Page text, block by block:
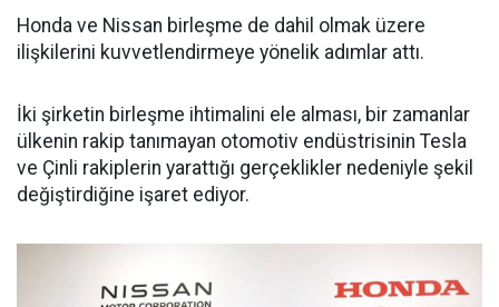
Honda ve Nissan birleşme de dahil olmak üzere
ilişkilerini kuvvetlendirmeye yönelik adımlar attı.
İki şirketin birleşme ihtimalini ele alması, bir zamanlar
ülkenin rakip tanımayan otomotiv endüstrisinin Tesla
ve Çinli rakiplerin yarattığı gerçeklikler nedeniyle şekil
değiştirdiğine işaret ediyor.